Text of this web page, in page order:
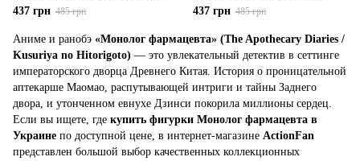
0002)
437 грн 485 грн
(KUSU 0001)
437 грн 485 грн
Аниме и ранобэ «Монолог фармацевта» (The Apothecary Diaries /
Kusuriya no Hitorigoto) — это увлекательный детектив в сеттинге
императорского дворца Древнего Китая. История о проницательной
аптекарше Маомао, распутывающей интриги и тайны Заднего
двора, и утонченном евнухе Дзинси покорила миллионы сердец.
Если вы ищете, где купить фигурки Монолог фармацевта в
Украине по доступной цене, в интернет-магазине ActionFan
представлен большой выбор качественных коллекционных